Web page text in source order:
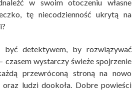
w swoim otoczeniu własne
tę niecodzienność ukrytą na
być detektywem, by rozwiązywać
czasem wystarczy świeże spojrzenie
przewróconą stroną na nowo
ludzi dookoła. Dobre powieści